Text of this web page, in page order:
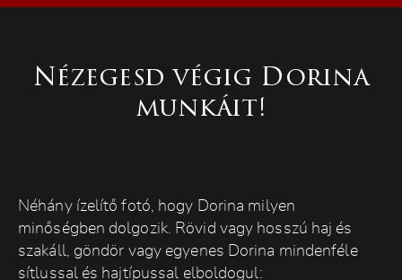
Nézegesd végig Dorina
munkáit!
Néhány ízelítő fotó, hogy Dorina milyen
minőségben dolgozik. Rövid vagy hosszú haj és
szakáll, göndör vagy egyenes Dorina mindenféle
sítlussal és hajtípussal elboldogul: